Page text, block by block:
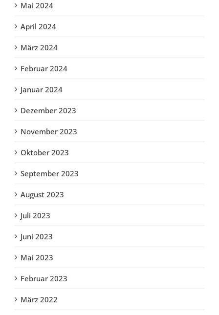
Mai 2024
April 2024
März 2024
Februar 2024
Januar 2024
Dezember 2023
November 2023
Oktober 2023
September 2023
August 2023
Juli 2023
Juni 2023
Mai 2023
Februar 2023
März 2022